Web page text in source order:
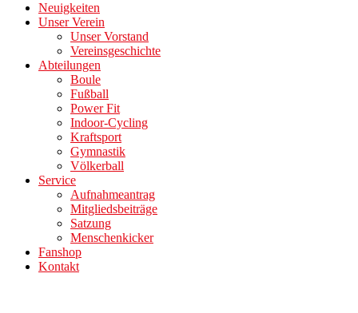
Neuigkeiten
Unser Verein
Unser Vorstand
Vereinsgeschichte
Abteilungen
Boule
Fußball
Power Fit
Indoor-Cycling
Kraftsport
Gymnastik
Völkerball
Service
Aufnahmeantrag
Mitgliedsbeiträge
Satzung
Menschenkicker
Fanshop
Kontakt